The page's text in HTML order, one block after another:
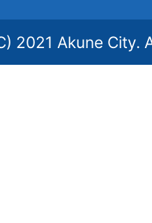
2021 Akune City.